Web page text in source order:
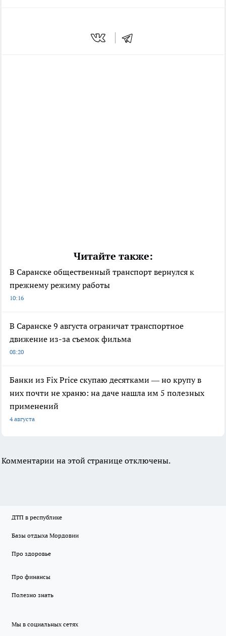
Читайте также:
В Саранске общественный транспорт вернулся к
прежнему режиму работы
10:16
В Саранске 9 августа ограничат транспортное
движение из-за съемок фильма
08:20
Банки из Fix Price скупаю десятками — но крупу в
них почти не храню: на даче нашла им 5 полезных
применений
4 августа
Комментарии на этой странице отключены.
ДТП в республике
Базы отдыха Мордовии
Про здоровье
Про финансы
Полезно знать
Мы в социальных сетях